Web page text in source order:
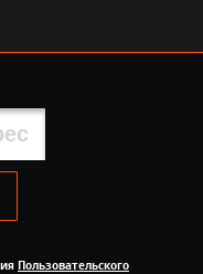
Пользовательского